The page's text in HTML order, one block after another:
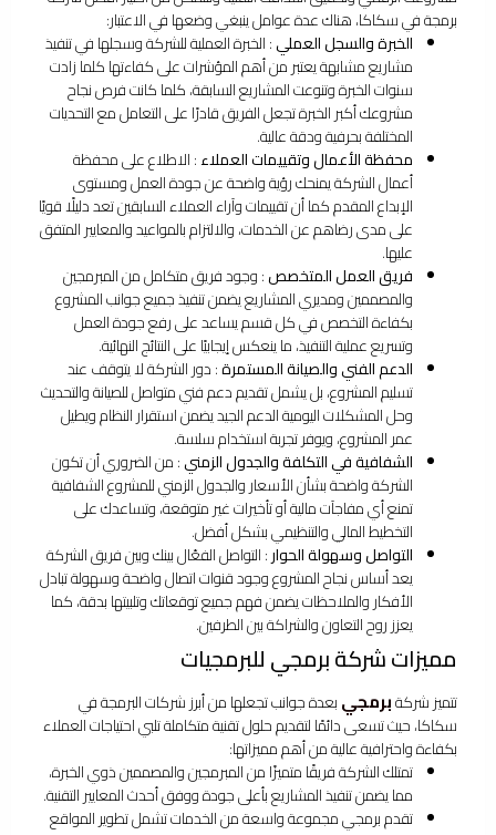
برمجة في سكاكا، هناك عدة عوامل ينبغي وضعها في الاعتبار:
الخبرة والسجل العملي: الخبرة العملية للشركة وسجلها في تنفيذ
مشاريع مشابهة يعتبر من أهم المؤشرات على كفاءتها كلما زادت
سنوات الخبرة وتنوعت المشاريع السابقة، كلما كانت فرص نجاح
مشروعك أكبر الخبرة تجعل الفريق قادرًا على التعامل مع التحديات
المختلفة بحرفية ودقة عالية.
محفظة الأعمال وتقييمات العملاء: الاطلاع على محفظة
أعمال الشركة يمنحك رؤية واضحة عن جودة العمل ومستوى
الإبداع المقدم كما أن تقييمات وآراء العملاء السابقين تعد دليلًا قويًا
على مدى رضاهم عن الخدمات، والالتزام بالمواعيد والمعايير المتفق
عليها.
فريق العمل المتخصص: وجود فريق متكامل من المبرمجين
والمصممين ومديري المشاريع يضمن تنفيذ جميع جوانب المشروع
بكفاءة التخصص في كل قسم يساعد على رفع جودة العمل
وتسريع عملية التنفيذ، ما ينعكس إيجابيًا على النتائج النهائية.
الدعم الفني والصيانة المستمرة: دور الشركة لا يتوقف عند
تسليم المشروع، بل يشمل تقديم دعم فني متواصل للصيانة والتحديث
وحل المشكلات اليومية الدعم الجيد يضمن استقرار النظام ويطيل
عمر المشروع، ويوفر تجربة استخدام سلسة.
الشفافية في التكلفة والجدول الزمني: من الضروري أن تكون
الشركة واضحة بشأن الأسعار والجدول الزمني للمشروع الشفافية
تمنع أي مفاجآت مالية أو تأخيرات غير متوقعة، وتساعدك على
التخطيط المالي والتنظيمي بشكل أفضل.
التواصل وسهولة الحوار: التواصل الفعّال بينك وبين فريق الشركة
يعد أساس نجاح المشروع وجود قنوات اتصال واضحة وسهولة تبادل
الأفكار والملاحظات يضمن فهم جميع توقعاتك وتلبيتها بدقة، كما
يعزز روح التعاون والشراكة بين الطرفين.
مميزات شركة برمجي للبرمجيات
تتميز شركةبرمجيبعدة جوانب تجعلها من أبرز شركات البرمجة في
سكاكا، حيث تسعى دائمًا لتقديم حلول تقنية متكاملة تلبي احتياجات العملاء
بكفاءة واحترافية عالية من أهم مميزاتها:
تمتلك الشركة فريقًا متميزًا من المبرمجين والمصممين ذوي الخبرة،
مما يضمن تنفيذ المشاريع بأعلى جودة ووفق أحدث المعايير التقنية.
تقدم برمجي مجموعة واسعة من الخدمات تشمل تطوير المواقع